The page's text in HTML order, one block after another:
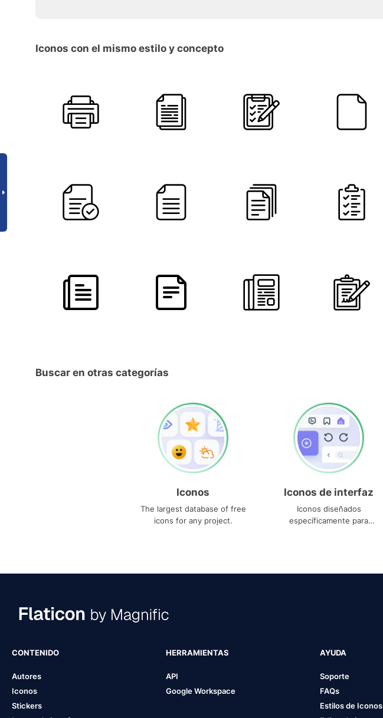
Iconos con el mismo estilo y concepto
Buscar en otras categorías
Iconos
The largest database of free
icons for any project.
Iconos de interfaz
Iconos diseñados
específicamente para
CONTENIDO
Autores
Iconos
Stickers
HERRAMIENTAS
API
Google Workspace
AYUDA
Soporte
FAQs
Estilos de Iconos